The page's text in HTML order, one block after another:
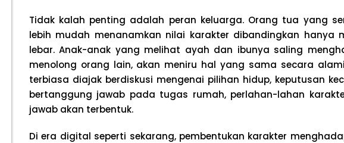
Tidak kalah penting adalah peran keluarga. Orang tua yang
lebih mudah menanamkan nilai karakter dibandingkan hanya
lebar. Anak-anak yang melihat ayah dan ibunya saling
menolong orang lain, akan meniru hal yang sama secara
terbiasa diajak berdiskusi mengenai pilihan hidup, keputusan
bertanggung jawab pada tugas rumah, perlahan-lahan
jawab akan terbentuk.
Di era digital seperti sekarang, pembentukan karakter